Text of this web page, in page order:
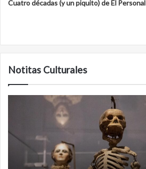
Cuatro décadas (y un piquito) de El Personal
Notitas Culturales
Minanbé,
maya
virgen
norte